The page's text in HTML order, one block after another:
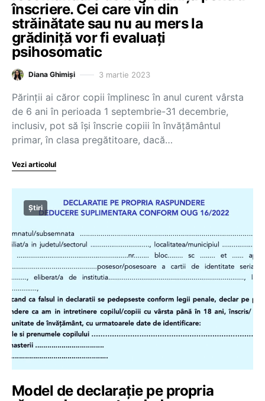
înscriere. Cei care vin din
străinătate sau nu au mers la
grădiniță vor fi evaluați
psihosomatic
Diana Ghimiși 3 martie 2023
Părinții ai căror copii împlinesc în anul curent vârsta
de 6 ani în perioada 1 septembrie-31 decembrie,
inclusiv, pot să își înscrie copiii în învățământul
primar, în clasa pregătitoare, dacă…
Vezi articolul
Știri
Model de declarație pe propria